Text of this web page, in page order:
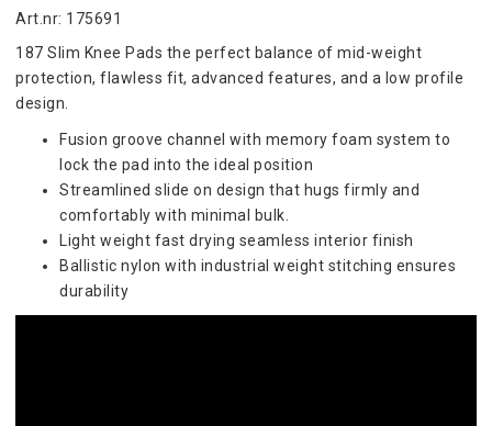
Art.nr: 175691
187 Slim Knee Pads the perfect balance of mid-weight
protection, flawless fit, advanced features, and a low profile
design.
Fusion groove channel with memory foam system to
lock the pad into the ideal position
Streamlined slide on design that hugs firmly and
comfortably with minimal bulk.
Light weight fast drying seamless interior finish
Ballistic nylon with industrial weight stitching ensures
durability